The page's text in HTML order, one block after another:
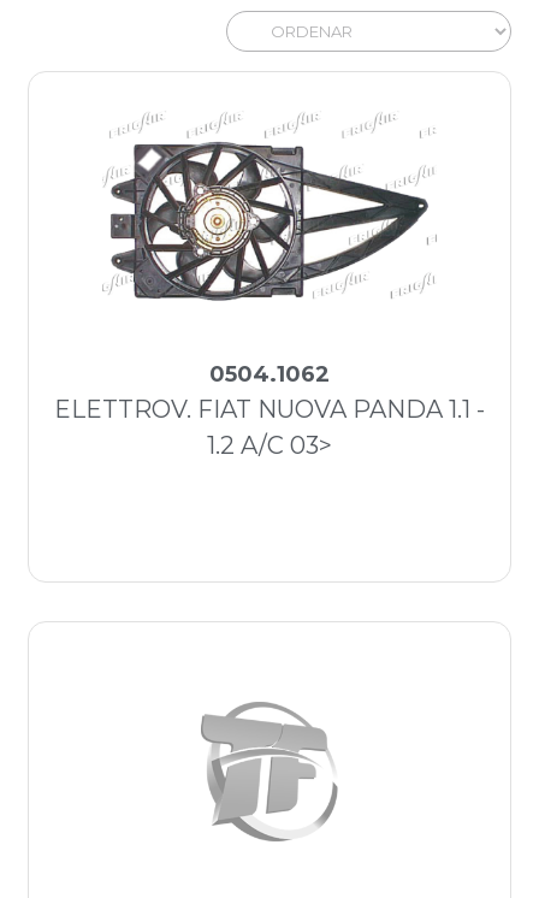
0504.1062
ELETTROV. FIAT NUOVA PANDA 1.1 -
1.2 A/C 03>